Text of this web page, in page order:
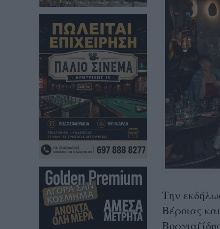
Την
Βέροιας